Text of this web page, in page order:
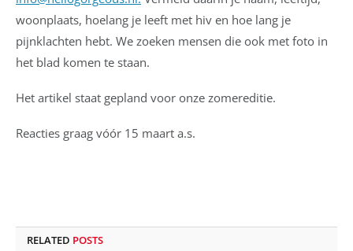
woonplaats, hoelang je leeft met hiv en hoe lang je
pijnklachten hebt. We zoeken mensen die ook met foto in
het blad komen te staan.
Het artikel staat gepland voor onze zomereditie.
Reacties graag vóór 15 maart a.s.
RELATED POSTS